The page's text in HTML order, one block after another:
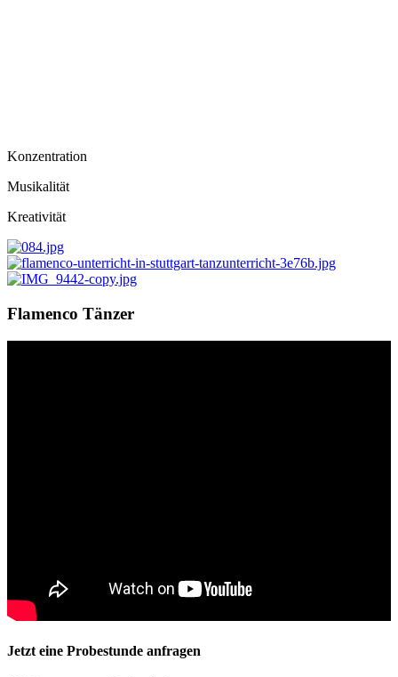
Konzentration
Musikalität
Kreativität
Flamenco Tänzer
Jetzt eine Probestunde anfragen